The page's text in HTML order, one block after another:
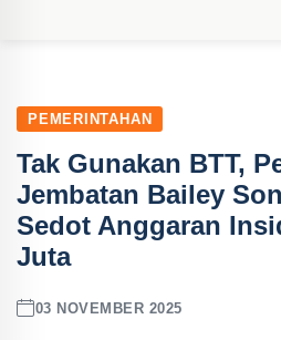
PEMERINTAHAN
Tak Gunakan BTT,
Jembatan Bailey
Sedot Anggaran
Juta
03 NOVEMBER 2025